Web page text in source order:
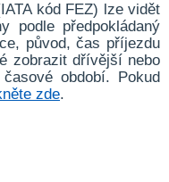
kód FEZ) lze vidět
podle předpokládaný
původ, čas příjezdu
zobrazit dřívější nebo
období. Pokud
zde.